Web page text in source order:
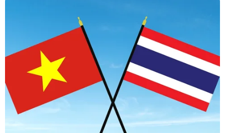
kế hoạch mở lại Eo biển Hormuz
07/08/2026 08:58
Nhà đầu tư Anh đề xuất siêu dự án Tổ
hợp cảng biển 18 tỷ USD tại Quảng
Ninh